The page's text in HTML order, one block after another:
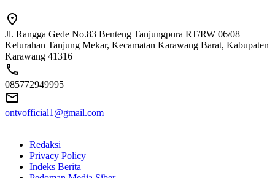
Jl. Rangga Gede No.83 Benteng Tanjungpura RT/RW 06/08
Kelurahan Tanjung Mekar, Kecamatan Karawang Barat, Kabupaten
Karawang 41316
085772949995
ontvofficial1@gmail.com
Redaksi
Privacy Policy
Indeks Berita